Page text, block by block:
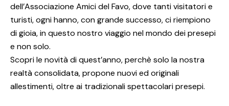
dell’Associazione Amici del Favo, dove tanti visitatori e
turisti, ogni hanno, con grande successo, ci riempiono
di gioia, in questo nostro viaggio nel mondo dei presepi
e non solo.
Scopri le novità di quest’anno, perchè solo la nostra
realtà consolidata, propone nuovi ed originali
allestimenti, oltre ai tradizionali spettacolari presepi.